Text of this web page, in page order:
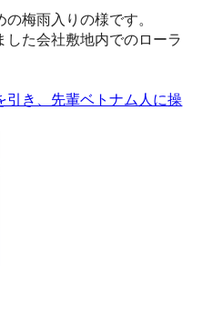
梅雨入りの様です。
した会社敷地内でのローラ
引き、先輩ベトナム人に操